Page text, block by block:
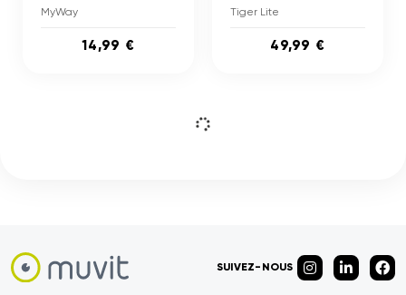
MyWay
14,99 €
Tiger Lite
49,99 €
SUIVEZ-NOUS